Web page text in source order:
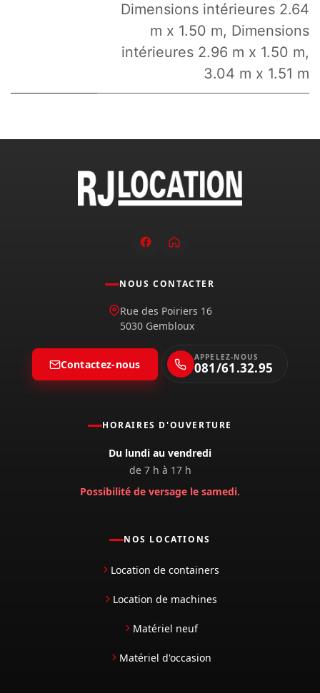
Dimensions intérieures 2.64
m x 1.50 m, Dimensions
intérieures 2.96 m x 1.50 m,
3.04 m x 1.51 m
NOS LOCATIONS
Location de containers
Location de machines
Matériel neuf
Matériel d'occasion
HORAIRES D'OUVERTURE
Du lundi au vendredi
de 7 h à 17 h
Possibilité de versage le samedi.
NOUS CONTACTER
Rue des Poiriers 16
5030 Gembloux
Contactez-nous
APPELEZ-NOUS
081/61.32.95